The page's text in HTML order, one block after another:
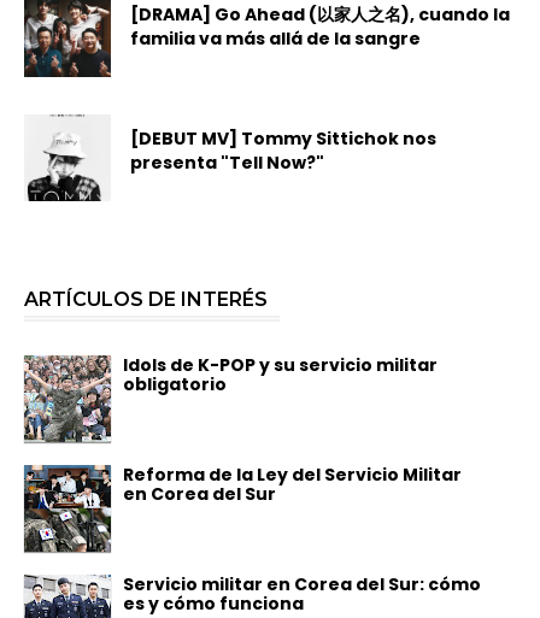
[DRAMA] Go Ahead (以家人之名), cuando la
familia va más allá de la sangre
[DEBUT MV] Tommy Sittichok nos
presenta "Tell Now?"
ARTÍCULOS DE INTERÉS
Idols de K-POP y su servicio militar
obligatorio
Reforma de la Ley del Servicio Militar
en Corea del Sur
Servicio militar en Corea del Sur: cómo
es y cómo funciona